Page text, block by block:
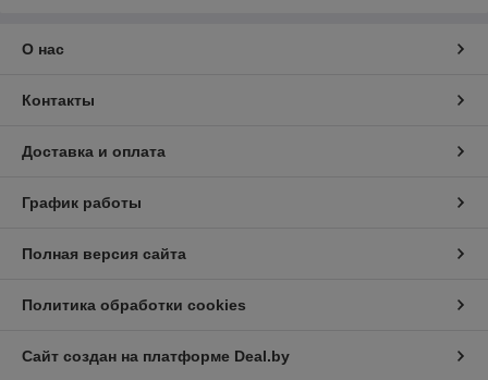
О нас
Контакты
Доставка и оплата
График работы
Полная версия сайта
Политика обработки cookies
Сайт создан на платформе Deal.by